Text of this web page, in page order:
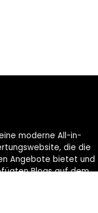
moderne All-in-
die die
Angebote bietet und
Blogs auf dem